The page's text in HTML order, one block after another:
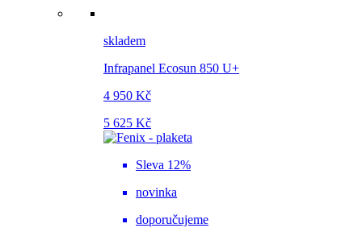
skladem
Infrapanel Ecosun 850 U+
4 950 Kč
5 625 Kč
Sleva 12%
novinka
doporučujeme